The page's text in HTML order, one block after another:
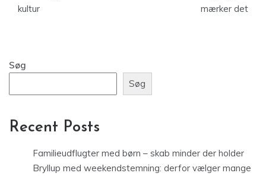
kultur
mærker det
Søg
Søg
Recent Posts
Familieudflugter med børn – skab minder der holder
Bryllup med weekendstemning: derfor vælger mange